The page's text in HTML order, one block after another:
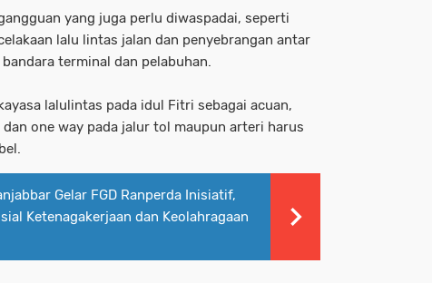
yang juga perlu diwaspadai, seperti
lalu lintas jalan dan penyebrangan antar
terminal dan pelabuhan.
lalulintas pada idul Fitri sebagai acuan,
one way pada jalur tol maupun arteri harus
Gelar FGD Ranperda Inisiatif,
Ketenagakerjaan dan Keolahragaan